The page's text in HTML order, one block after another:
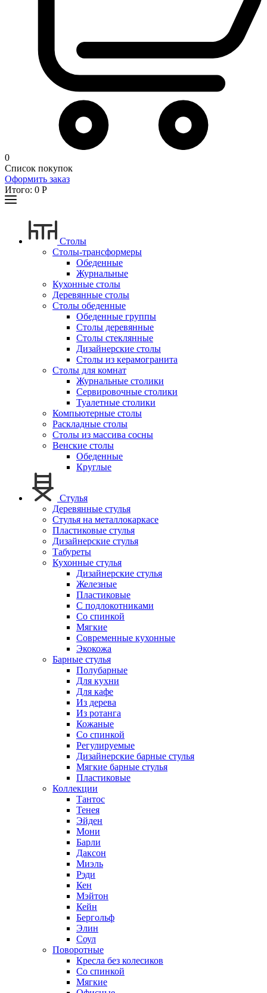
0
Список покупок
Оформить заказ
Итого: 0 Р
Столы
Столы-трансформеры
Обеденные
Журнальные
Кухонные столы
Деревянные столы
Столы обеденные
Обеденные группы
Столы деревянные
Столы стеклянные
Дизайнерские столы
Столы из керамогранита
Столы для комнат
Журнальные столики
Сервировочные столики
Туалетные столики
Компьютерные столы
Раскладные столы
Столы из массива сосны
Венские столы
Обеденные
Круглые
Стулья
Деревянные стулья
Стулья на металлокаркасе
Пластиковые стулья
Дизайнерские стулья
Табуреты
Кухонные стулья
Дизайнерские стулья
Железные
Пластиковые
С подлокотниками
Со спинкой
Мягкие
Современные кухонные
Экокожа
Барные стулья
Полубарные
Для кухни
Для кафе
Из дерева
Из ротанга
Кожаные
Со спинкой
Регулируемые
Дизайнерские барные стулья
Мягкие барные стулья
Пластиковые
Коллекции
Тантос
Тенея
Эйден
Мони
Барли
Даксон
Миэль
Рэди
Кен
Мэйтон
Кейн
Бергольф
Элин
Соул
Поворотные
Кресла без колесиков
Со спинкой
Мягкие